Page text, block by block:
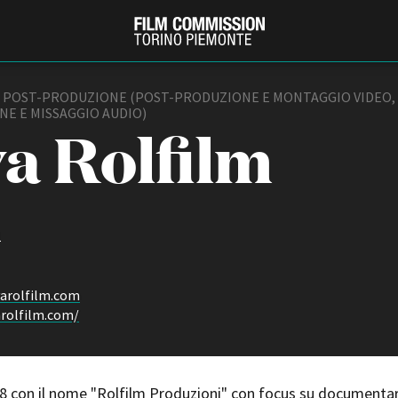
Beginners
PRODUZIONE (POST-PRODUZIONE E MONTAGGIO VIDEO,
E MISSAGGIO AUDIO)
Rolfilm
con il nome "Rolfilm Produzioni" con focus su